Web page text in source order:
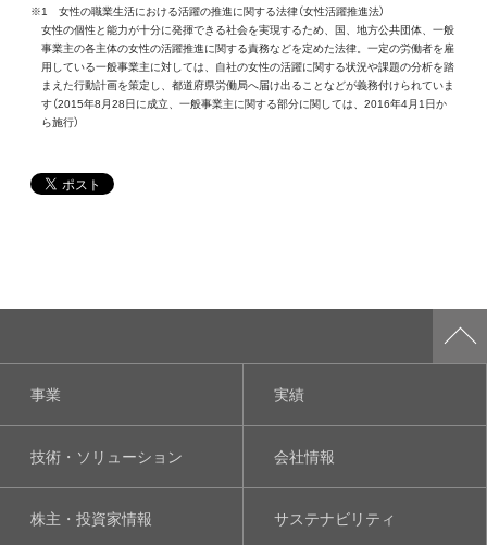
※1 女性の職業生活における活躍の推進に関する法律（女性活躍推進法）
女性の個性と能力が十分に発揮できる社会を実現するため、国、地方公共団体、一般
事業主の各主体の女性の活躍推進に関する責務などを定めた法律。一定の労働者を雇
用している一般事業主に対しては、自社の女性の活躍に関する状況や課題の分析を踏
まえた行動計画を策定し、都道府県労働局へ届け出ることなどが義務付けられていま
す（2015年8月28日に成立、一般事業主に関する部分に関しては、2016年4月1日か
ら施行）
事業 実績
技術・ソリューション 会社情報
株主・投資家情報 サステナビリティ